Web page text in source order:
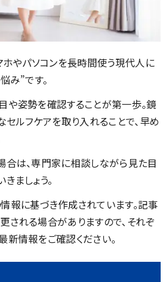
ホやパソコンを長時間使う現代人に
み”です。
や姿勢を確認することが第一歩。鏡
セルフケアを取り入れることで、早め
合は、専門家に相談しながら見た目
ましょう。
に基づき作成されています。記事
れる場合がありますので、それぞ
情報をご確認ください。